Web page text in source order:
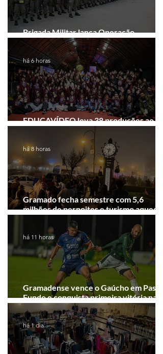
Brigada Militar lança Operação
Convergência na Região das Hortênsias
EDUCAVÍDEO leva 38 produções ao
Festival de Cinema de Gramado
há 6 horas
Gramado fecha semestre com 5,6
milhões de pernoites e turismo
Junho desponta!
há 8 horas
Gramadense vence o Gaúcho em Passo
Fundo e conquista primeira vitória na
Série A2
há 11 horas
há 1 dia